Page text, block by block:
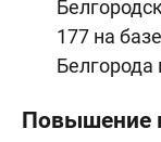
177 на
Белгорода
Повышение